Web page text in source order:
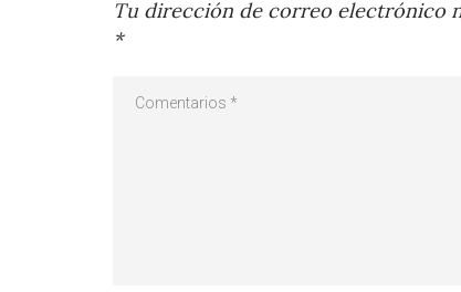
Tu dirección de correo electrónico
*